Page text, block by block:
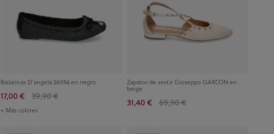
Bailarinas D'angela 26056 en negro
17,00 € 39,90 €
+ Más colores
Zapatos de vestir Gioseppo GARCON en
beige
31,40 € 69,90 €